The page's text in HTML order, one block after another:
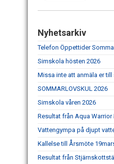
Nyhetsarkiv
Telefon Öppettider
Simskola hösten 2026
Missa inte att anmäla er
SOMMARLOVSKUL 2026
Simskola våren 2026
Resultat från Aqua
Vattengympa på djupt
Kallelse till Årsmöte
Resultat från